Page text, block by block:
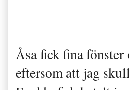
Åsa fick fina
eftersom att jag